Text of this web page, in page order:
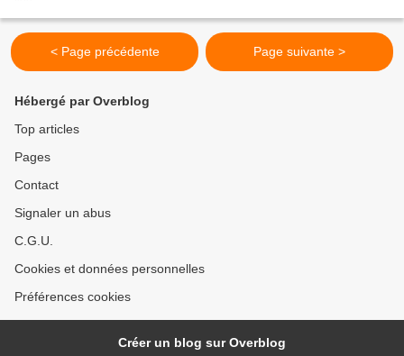
< Page précédente Page suivante >
Hébergé par Overblog
Top articles
Pages
Contact
Signaler un abus
C.G.U.
Cookies et données personnelles
Préférences cookies
Créer un blog sur Overblog